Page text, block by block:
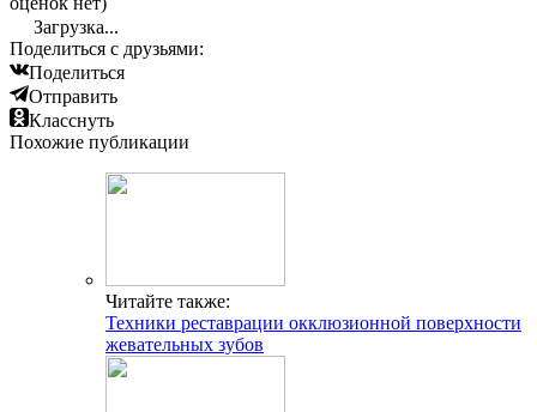
Загрузка...
Поделиться с друзьями:
Поделиться
Отправить
Класснуть
Похожие публикации
Читайте также:
Техники реставрации окклюзионной поверхности
жевательных зубов